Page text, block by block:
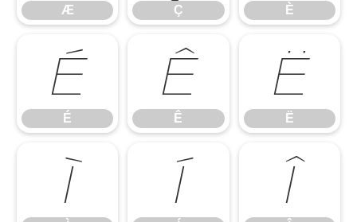
Æ Ç È
É
É
Ê
Ê
Ë
Ë
Ì Í Î